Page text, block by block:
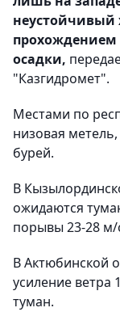
неустойчивый
прохождением
осадки,
"Казгидромет".
Местами по
низовая
бурей.
В
ожидаются
порывы 23-28 м/
В Актюбинской
усиление
туман.